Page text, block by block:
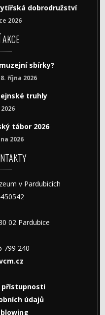
dobrodružství
2026
sbírky?
října 2026
truhly
tábor 2026
2026
v Pardubicích
02 Pardubice
799 240
přístupnosti
údajů